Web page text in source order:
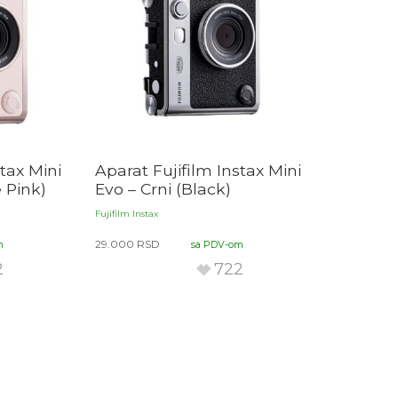
Mini
Pink)
Aparat Fujifilm Instax Mini
Evo – Crni (Black)
Fujifilm Instax
29.000 RSD sa PDV-om
722